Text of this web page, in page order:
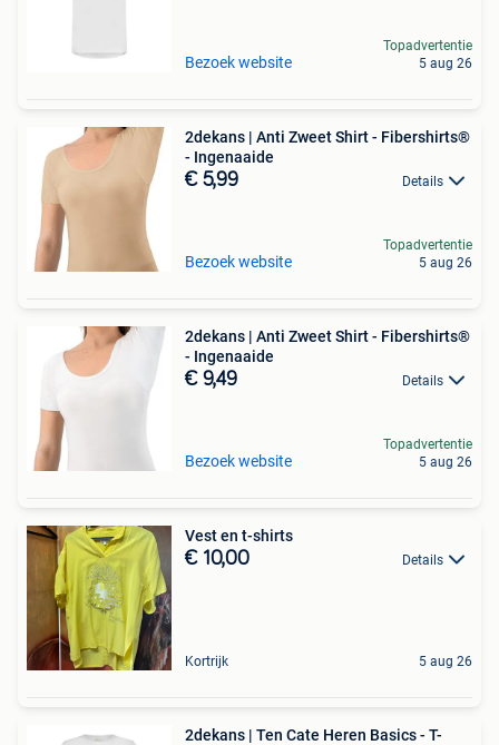
Bezoek website
Topadvertentie
5 aug 26
2dekans | Anti Zweet Shirt - Fibershirts®
- Ingenaaide
€ 5,99 Details
Bezoek website
Topadvertentie
5 aug 26
2dekans | Anti Zweet Shirt - Fibershirts®
- Ingenaaide
€ 9,49 Details
Bezoek website
Topadvertentie
5 aug 26
Vest en t-shirts
€ 10,00 Details
Kortrijk 5 aug 26
2dekans | Ten Cate Heren Basics - T-